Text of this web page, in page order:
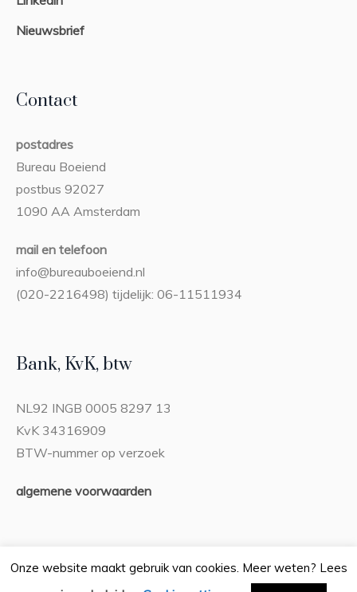
Nieuwsbrief
Contact
postadres
Bureau Boeiend
postbus 92027
1090 AA Amsterdam
mail en telefoon
info@bureauboeiend.nl
(020-2216498) tijdelijk: 06-11511934
Bank, KvK, btw
NL92 INGB 0005 8297 13
KvK 34316909
BTW-nummer op verzoek
algemene voorwaarden
Onze website maakt gebruik van cookies. Meer weten? Lees